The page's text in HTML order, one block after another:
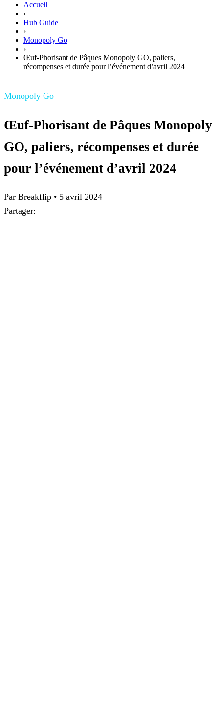
Accueil
›
Hub Guide
›
Monopoly Go
›
Œuf-Phorisant de Pâques Monopoly GO, paliers,
récompenses et durée pour l’événement d’avril 2024
Monopoly Go
Œuf-Phorisant de Pâques Monopoly
GO, paliers, récompenses et durée
pour l’événement d’avril 2024
Par Breakflip • 5 avril 2024
Partager: